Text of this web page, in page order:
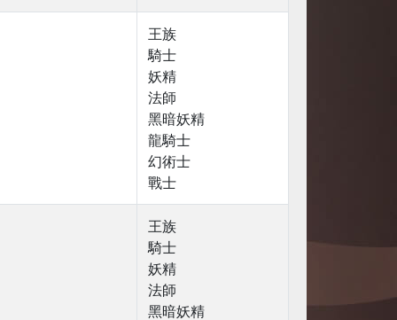
王族
騎士
妖精
法師
黑暗妖精
龍騎士
幻術士
戰士
王族
騎士
妖精
法師
黑暗妖精